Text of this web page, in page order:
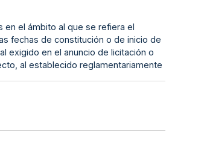
en el ámbito al que se refiera el
fechas de constitución o de inicio de
exigido en el anuncio de licitación o
al establecido reglamentariamente